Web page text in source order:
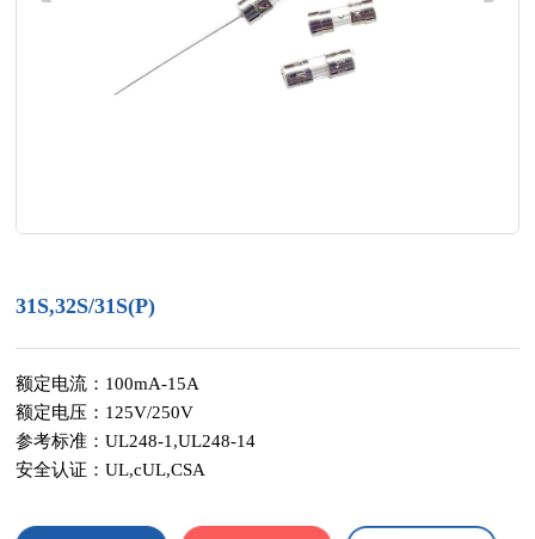
31S,32S/31S(P)
额定电流：100mA-15A
额定电压：125V/250V
参考标准：UL248-1,UL248-14
安全认证：UL,cUL,CSA